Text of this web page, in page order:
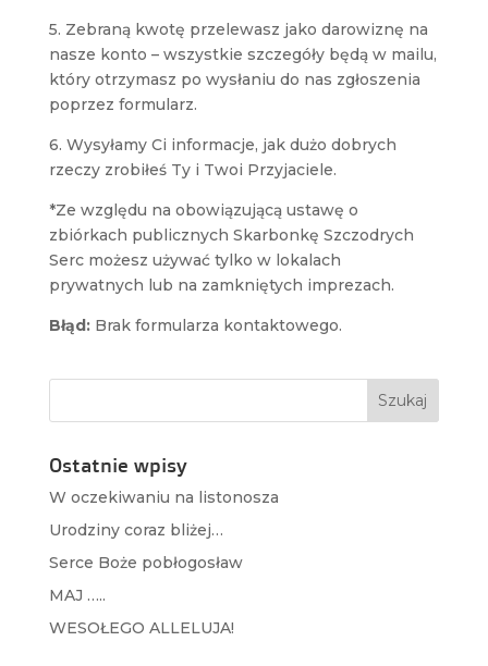
5. Zebraną kwotę przelewasz jako darowiznę na
nasze konto – wszystkie szczegóły będą w mailu,
który otrzymasz po wysłaniu do nas zgłoszenia
poprzez formularz.
6. Wysyłamy Ci informacje, jak dużo dobrych
rzeczy zrobiłeś Ty i Twoi Przyjaciele.
*Ze względu na obowiązującą ustawę o
zbiórkach publicznych Skarbonkę Szczodrych
Serc możesz używać tylko w lokalach
prywatnych lub na zamkniętych imprezach.
Błąd:Brak formularza kontaktowego.
Ostatnie wpisy
W oczekiwaniu na listonosza
Urodziny coraz bliżej…
Serce Boże pobłogosław
MAJ …..
WESOŁEGO ALLELUJA!